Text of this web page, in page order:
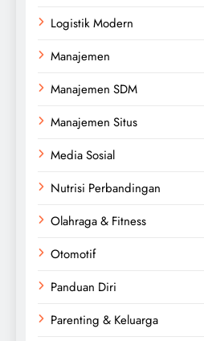
Logistik Modern
Manajemen
Manajemen SDM
Manajemen Situs
Media Sosial
Nutrisi Perbandingan
Olahraga & Fitness
Otomotif
Panduan Diri
Parenting & Keluarga